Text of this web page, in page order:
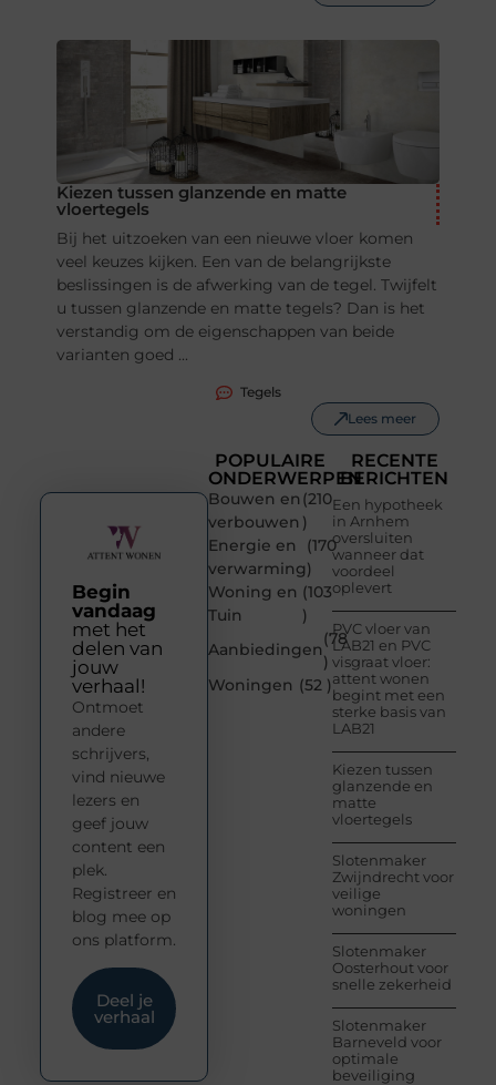
Kiezen tussen glanzende en matte
vloertegels
Bij het uitzoeken van een nieuwe vloer komen
veel keuzes kijken. Een van de belangrijkste
beslissingen is de afwerking van de tegel. Twijfelt
u tussen glanzende en matte tegels? Dan is het
verstandig om de eigenschappen van beide
varianten goed ...
Tegels
Lees meer
POPULAIRE
ONDERWERPEN
Bouwen en
verbouwen
(210
)
Energie en
verwarming
(170
)
Woning en
Tuin
(103
)
Aanbiedingen
(78
)
Woningen (52 )
RECENTE
BERICHTEN
Een hypotheek
in Arnhem
oversluiten
wanneer dat
voordeel
oplevert
PVC vloer van
LAB21 en PVC
visgraat vloer:
attent wonen
begint met een
sterke basis van
LAB21
Kiezen tussen
glanzende en
matte
vloertegels
Slotenmaker
Zwijndrecht voor
veilige
woningen
Slotenmaker
Oosterhout voor
snelle zekerheid
Slotenmaker
Barneveld voor
optimale
beveiliging
Begin
vandaag
met het
delen van
jouw
verhaal!
Ontmoet
andere
schrijvers,
vind nieuwe
lezers en
geef jouw
content een
plek.
Registreer en
blog mee op
ons platform.
Deel je
verhaal